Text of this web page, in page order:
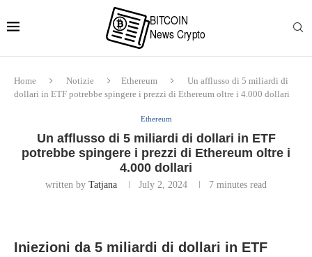
Home Notizie Ethereum
Un afflusso di 5 miliardi di
dollari in ETF potrebbe spingere i prezzi di Ethereum oltre i 4.000 dollari
Ethereum
Un afflusso di 5 miliardi di dollari in ETF
potrebbe spingere i prezzi di Ethereum oltre i
4.000 dollari
written by Tatjana July 2, 2024 7 minutes read
Iniezioni da 5 miliardi di dollari in ETF